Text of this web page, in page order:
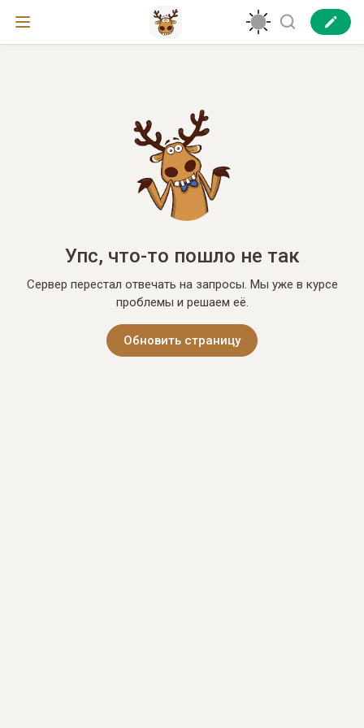
Упс, что-то пошло не так
Сервер перестал отвечать на запросы. Мы уже в курсе
проблемы и решаем её.
Обновить страницу